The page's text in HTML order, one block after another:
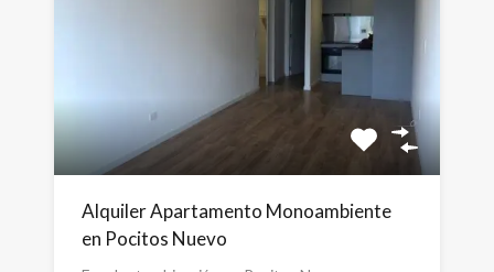
Alquiler Apartamento Monoambiente
en Pocitos Nuevo